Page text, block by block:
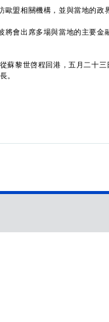
盟相關機構，並與當地的政
會出席多場與當地的主要金
黎世啓程回港，五月二十三
。